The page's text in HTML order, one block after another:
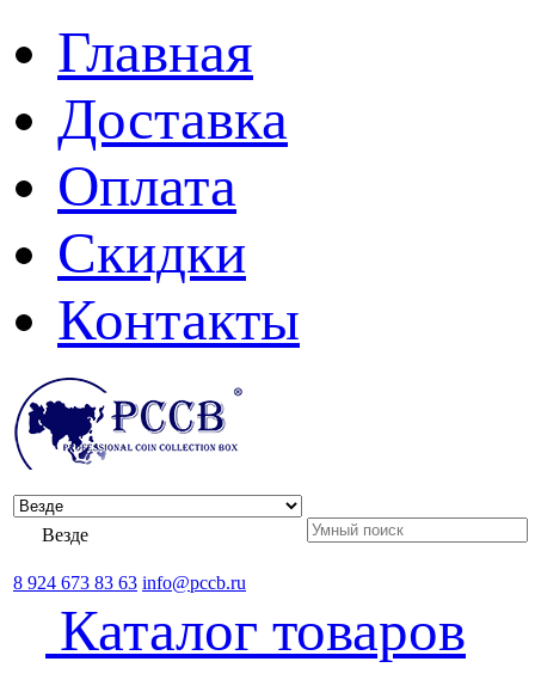
Главная
Доставка
Оплата
Скидки
Контакты
Везде
8 924 673 83 63 info@pccb.ru
Каталог товаров